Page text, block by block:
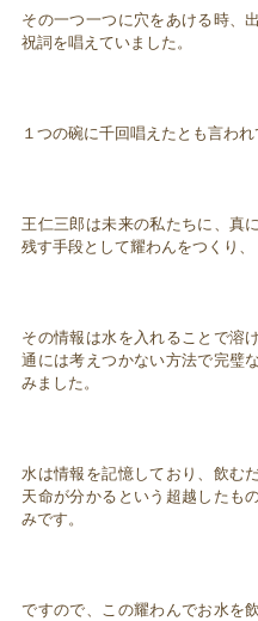
その一つ一つに穴をあける時、
祝詞を唱えていました。
１つの碗に千回唱えたとも言われ
王仁三郎は未来の私たちに、真
残す手段として耀わんをつくり、
その情報は水を入れることで溶
通には考えつかない方法で完璧
みました。
水は情報を記憶しており、飲む
天命が分かるという超越したも
みです。
ですので、この耀わんでお水を